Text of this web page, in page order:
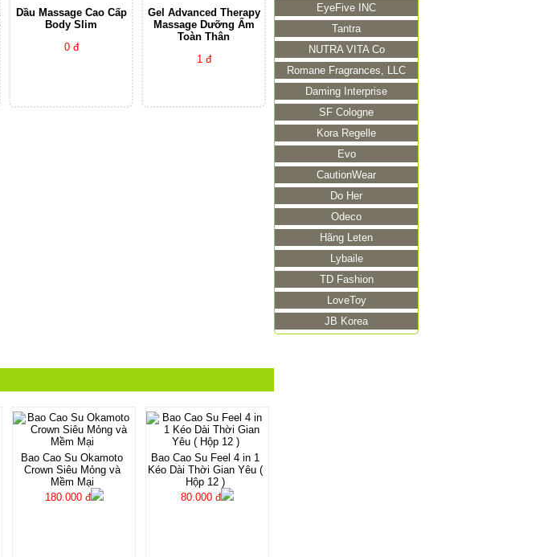
Dầu Massage Cao Cấp
Body Slim
0 đ
Gel Advanced Therapy
Massage Dưỡng Ẩm
Toàn Thân
1 đ
Bao Cao Su Okamoto
Crown Siêu Mỏng và
Mềm Mại
180.000 đ
Bao Cao Su Feel 4 in 1
Kéo Dài Thời Gian Yêu (
Hộp 12 )
80.000 đ
EyeFive INC
Tantra
NUTRA VITA Co
Romane Fragrances, LLC
Daming Interprise
SF Cologne
Kora Regelle
Evo
CautionWear
Do Her
Odeco
Hãng Leten
Lybaile
TD Fashion
LoveToy
JB Korea